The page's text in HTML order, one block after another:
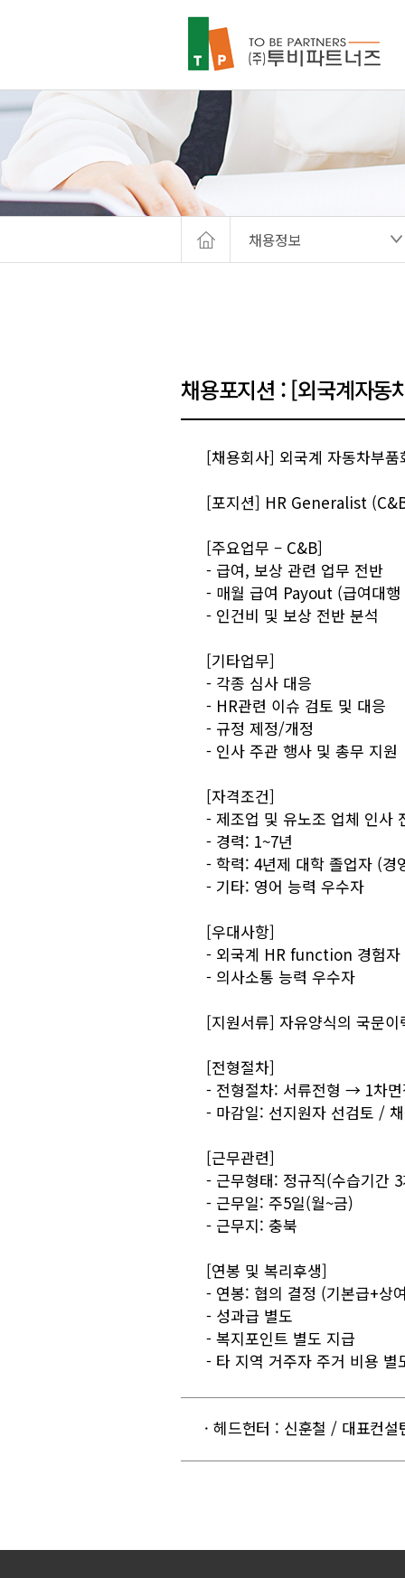
채용정보
채용포지션 : [외국계자
[채용회사] 외국계 자동차부
[포지션] HR Generalist
[주요업무 – C&B]
- 급여, 보상 관련 업무 전반
- 매월 급여 Payout (급여대행
- 인건비 및 보상 전반 분석
[기타업무]
- 각종 심사 대응
- HR관련 이슈 검토 및 대응
- 규정 제정/개정
- 인사 주관 행사 및 총무 지원
[자격조건]
- 제조업 및 유노조 업체 인사
- 경력: 1~7년
- 학력: 4년제 대학 졸업자 (경
- 기타: 영어 능력 우수자
[우대사항]
- 외국계 HR function 경험자
- 의사소통 능력 우수자
[지원서류] 자유양식의 국문
[전형절차]
- 전형절차: 서류전형 → 1차
- 마감일: 선지원자 선검토 /
[근무관련]
- 근무형태: 정규직(수습기간
- 근무일: 주5일(월~금)
- 근무지: 충북
[연봉 및 복리후생]
- 연봉: 협의 결정 (기본급+상
- 성과급 별도
- 복지포인트 별도 지급
- 타 지역 거주자 주거 비용 별
· 헤드헌터 : 신훈철 / 대표컨설